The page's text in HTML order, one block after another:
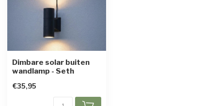
Dimbare solar buiten
wandlamp - Seth
€35,95